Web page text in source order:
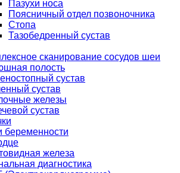
Пазухи носа
Поясничный отдел позвоночника
Стопа
Тазобедренный сустав
сканирование сосудов шеи
полость
сустав
сустав
железы
сустав
беременности
железа
диагностика